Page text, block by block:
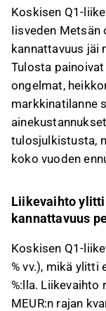
vakaana;
ylösajo-
Koskinen
erityisesti
osalta.
Tämä sisältö
liittyvää
Koskisen Q1-
Iisveden Metsän
kannattavuus jäi
Tulosta
ongelmat,
markkinatilanne
tulosjulkistusta,
koko vuoden
Liikevaihto
kannattavuus
Koskisen Q1-
% vv.), mikä ylitti
%:lla.
MEUR:n rajan